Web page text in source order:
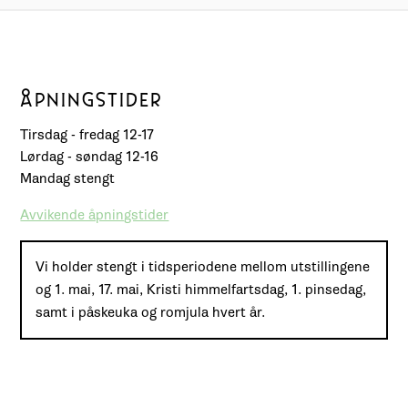
ÅPNINGSTIDER
Tirsdag - fredag 12-17
Lørdag - søndag 12-16
Mandag stengt
Avvikende åpningstider
Vi holder stengt i tidsperiodene mellom utstillingene
og 1. mai, 17. mai, Kristi himmelfartsdag, 1. pinsedag,
samt i påskeuka og romjula hvert år.